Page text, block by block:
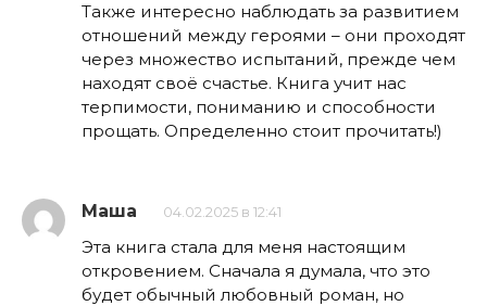
Также интересно наблюдать за развитием
отношений между героями – они проходят
через множество испытаний, прежде чем
находят своё счастье. Книга учит нас
терпимости, пониманию и способности
прощать. Определенно стоит прочитать!)
Маша 04.02.2025 в 12:41
Эта книга стала для меня настоящим
откровением. Сначала я думала, что это
будет обычный любовный роман, но